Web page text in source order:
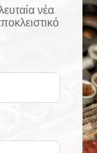
εκατοστών